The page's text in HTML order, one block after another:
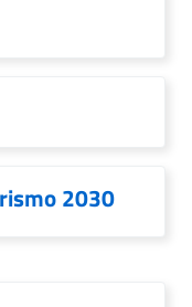
2030